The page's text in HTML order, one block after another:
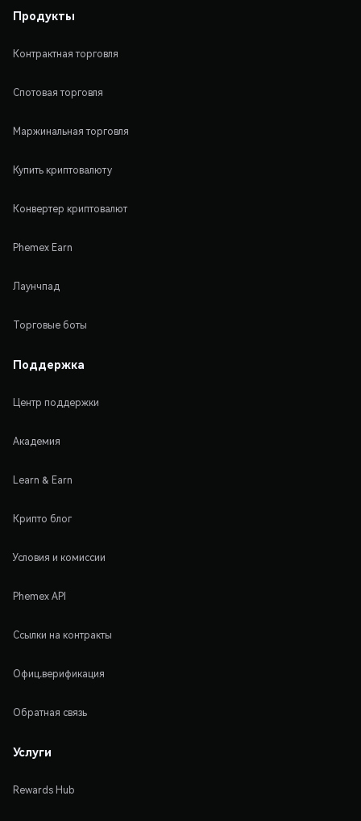
Продукты
Контрактная торговля
Спотовая торговля
Маржинальная торговля
Купить криптовалюту
Конвертер криптовалют
Phemex Earn
Лаунчпад
Торговые боты
Поддержка
Центр поддержки
Академия
Learn & Earn
Крипто блог
Условия и комиссии
Phemex API
Ссылки на контракты
Офиц.верификация
Обратная связь
Услуги
Rewards Hub